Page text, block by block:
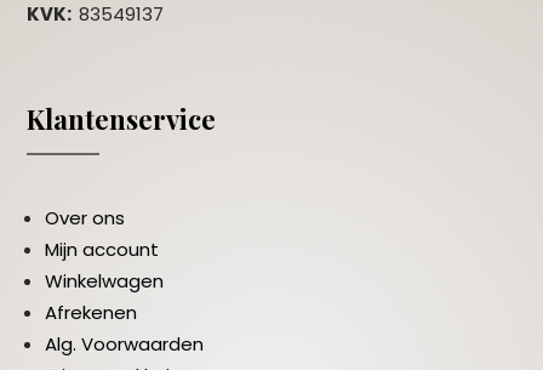
KVK:83549137
Klantenservice
Over ons
Mijn account
Winkelwagen
Afrekenen
Alg. Voorwaarden